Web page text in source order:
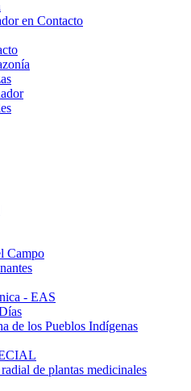
en Contacto
Campo
- EAS
de los Pueblos Indígenas
de plantas medicinales